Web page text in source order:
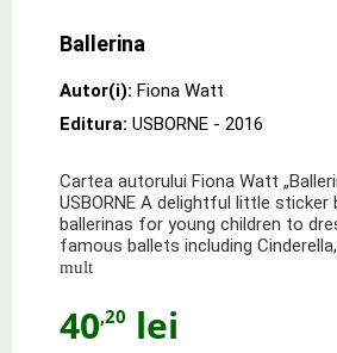
Ballerina
Autor(i): Fiona Watt
Editura: USBORNE - 2016
Cartea autorului Fiona Watt
USBORNE A delightful little
ballerinas for young children to
famous ballets including
mult
40,20 lei